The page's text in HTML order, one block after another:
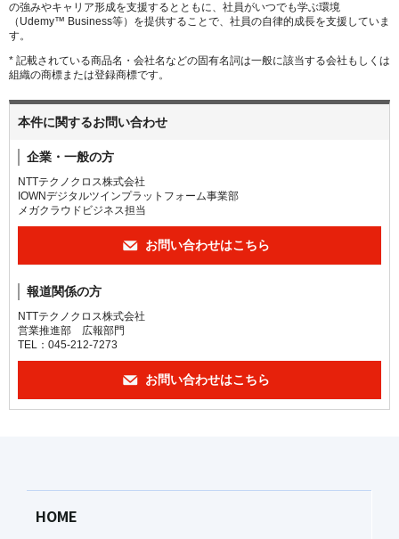
の強みやキャリア形成を支援するとともに、社員がいつでも学ぶ環境
（Udemy™ Business等）を提供することで、社員の自律的成長を支援していま
す。
* 記載されている商品名・会社名などの固有名詞は一般に該当する会社もしくは
組織の商標または登録商標です。
本件に関するお問い合わせ
企業・一般の方
NTTテクノクロス株式会社
IOWNデジタルツインプラットフォーム事業部
メガクラウドビジネス担当
お問い合わせはこちら
報道関係の方
NTTテクノクロス株式会社
営業推進部 広報部門
TEL：045-212-7273
お問い合わせはこちら
HOME